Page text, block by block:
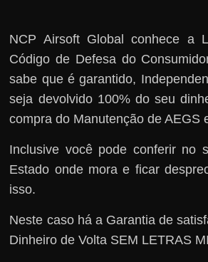
NCP Airsoft Global conhece a
Código de Defesa do
sabe que é garantido,
seja devolvido 100% do seu
compra do Manutenção de AEGS
Inclusive você pode conferir no
Estado onde mora e ficar
isso.
Neste caso há a Garantia de
Dinheiro de Volta SEM LETRAS